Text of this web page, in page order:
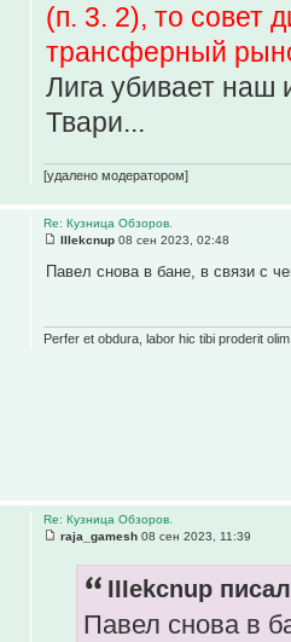
(п. 3. 2), то совет
трансферный
Лига убивает наш
Твари...
[удалено модератором]
Re: Кузница Обзоров.
IIIekcnup 08 сен 2023, 02:48
Павел снова в бане, в связи с
Perfer et obdura, labor hic tibi proderit olim
Re: Кузница Обзоров.
raja_gamesh 08 сен 2023, 11:39
IIIekcnup
Павел снова в